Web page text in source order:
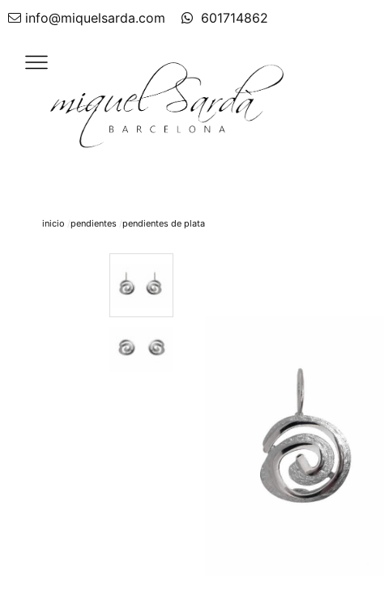
info@miquelsarda.com 601714862
inicio pendientes pendientes de plata